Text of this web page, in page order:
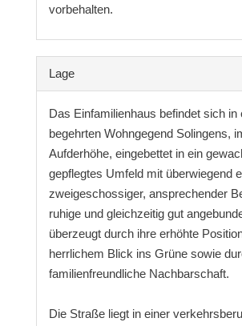
vorbehalten.
Lage
Das Einfamilienhaus befindet sich in
begehrten Wohngegend Solingens,
Aufderhöhe, eingebettet in ein
gepflegtes Umfeld mit überwiegend
zweigeschossiger, ansprechender
ruhige und gleichzeitig gut
überzeugt durch ihre erhöhte
herrlichem Blick ins Grüne sowie
familienfreundliche Nachbarschaft.
Die Straße liegt in einer